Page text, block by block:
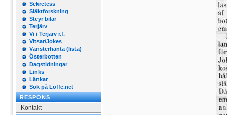
Sekretess
Släktforskning
Steyr bilar
Terjärv
Vi i Terjärv r.f.
Vitsar/Jokes
Vänsterhänta (lista)
Österbotten
Dagstidningar
Links
Länkar
Sök på Loffe.net
RESPONS
Kontakt